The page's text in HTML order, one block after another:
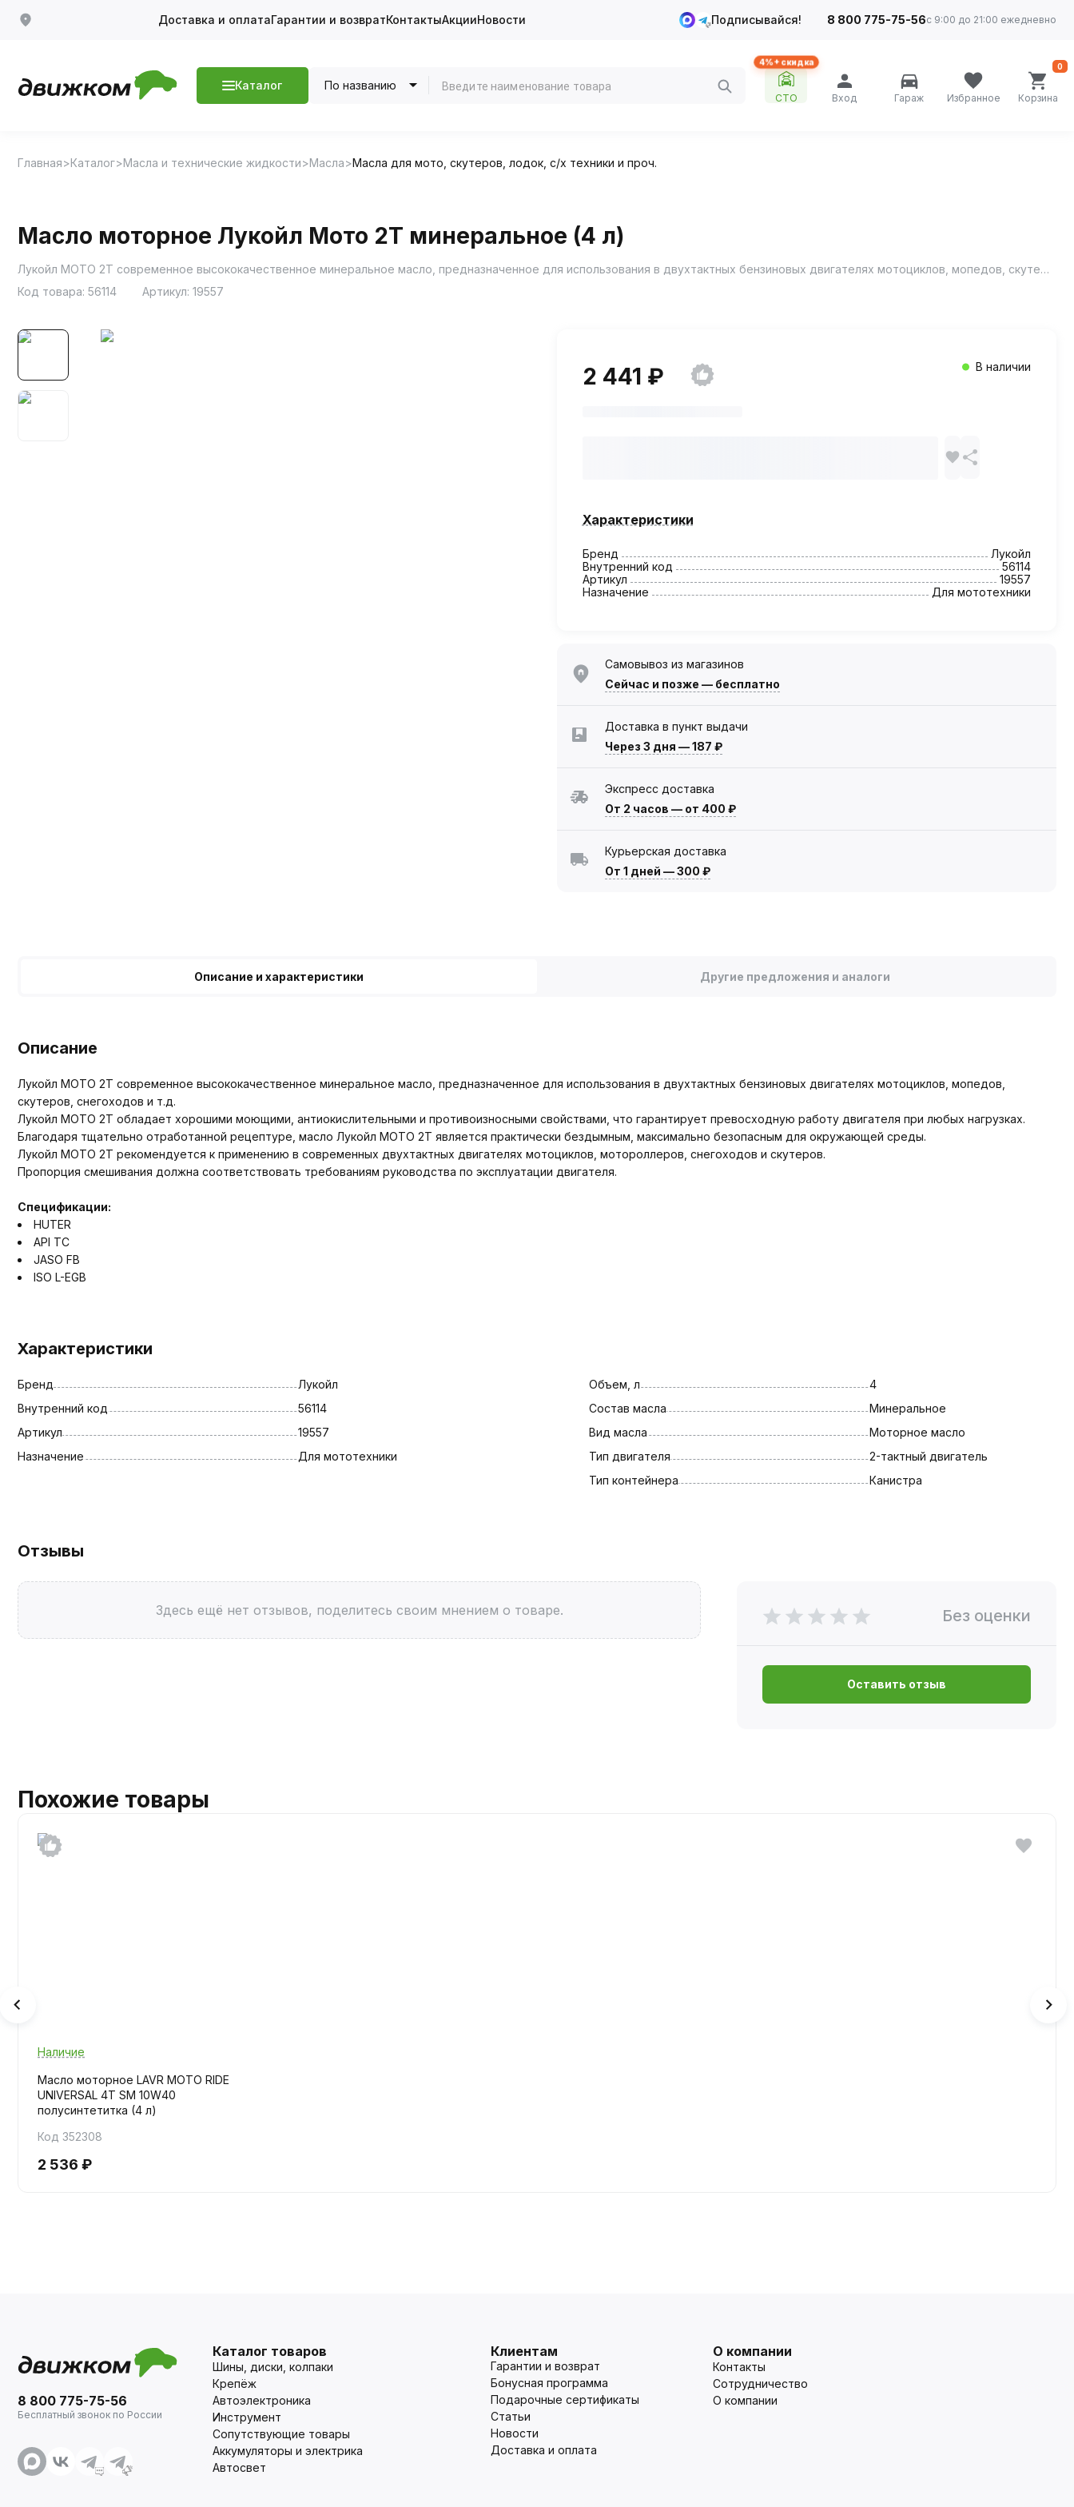
Доставка и оплатаГарантии и возвратКонтактыАкцииНовости Подписывайся! 8 800 775-75-56с 9:00 до 21:00 ежедневно
Каталог По названию
4%+ скидка
СТО Вход Гараж Избранное Корзина
0
Главная Каталог Масла и технические жидкости Масла Масла для мото, скутеров, лодок, с/х техники и проч.
Масло моторное Лукойл Мото 2Т минеральное (4 л)
Лукойл МОТО 2Т современное высококачественное минеральное масло, предназначенное для использования в двухтактных бензиновых двигателях мотоциклов, мопедов, скутеров, снегоходов и т.д.
Код товара: 56114 Артикул: 19557
2 441 ₽ В наличии
Характеристики
Бренд
Лукойл
Внутренний код
56114
Артикул
19557
Назначение
Для мототехники
Самовывоз из магазинов
Сейчас и позже — бесплатно
Доставка в пункт выдачи
Через 3 дня —187 ₽
Экспресс доставка
От 2 часов — от 400 ₽
Курьерская доставка
От 1 дней —300 ₽
Описание и характеристики Другие предложения и аналоги
Описание
Лукойл МОТО 2Т современное высококачественное минеральное масло, предназначенное для использования в двухтактных бензиновых двигателях мотоциклов, мопедов,
скутеров, снегоходов и т.д.
Лукойл МОТО 2Т обладает хорошими моющими, антиокислительными и противоизносными свойствами, что гарантирует превосходную работу двигателя при любых нагрузках.
Благодаря тщательно отработанной рецептуре, масло Лукойл МОТО 2Т является практически бездымным, максимально безопасным для окружающей среды.
Лукойл МОТО 2Т рекомендуется к применению в современных двухтактных двигателях мотоциклов, мотороллеров, снегоходов и скутеров.
Пропорция смешивания должна соответствовать требованиям руководства по эксплуатации двигателя.
Спецификации:
HUTER
API TC
JASO FB
ISO L-EGB
Характеристики
Бренд
Лукойл
Внутренний код
56114
Артикул
19557
Назначение
Для мототехники
Объем, л
4
Состав масла
Минеральное
Вид масла
Моторное масло
Тип двигателя
2-тактный двигатель
Тип контейнера
Канистра
Отзывы
Здесь ещё нет отзывов, поделитесь своим мнением о товаре. Без оценки
Оставить отзыв
Похожие товары
Наличие
Масло моторное LAVR MOTO RIDE
UNIVERSAL 4T SM 10W40
полусинтетитка (4 л)
Код 352308
2 536 ₽
8 800 775-75-56
Бесплатный звонок по России
Каталог товаров
Шины, диски, колпаки
Крепёж
Автоэлектроника
Инструмент
Сопутствующие товары
Аккумуляторы и электрика
Автосвет
Клиентам
Гарантии и возврат
Бонусная программа
Подарочные сертификаты
Статьи
Новости
Доставка и оплата
О компании
Контакты
Сотрудничество
О компании